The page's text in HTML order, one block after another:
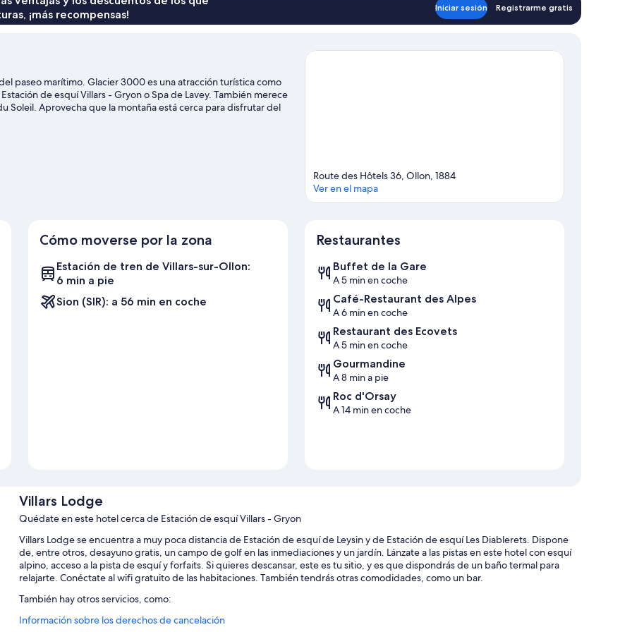
la
montaña
(Comfort
Room)
¡más recompensas!
Iniciar sesión Registrarme gratis
paseo marítimo. Glacier 3000 es una atracción turística como
de esquí Villars - Gryon o Spa de Lavey. También merece
Soleil. Aprovecha que la montaña está cerca para disfrutar del
como el patinaje sobre hielo y las rutas con raquetas de nieve.
Route des Hôtels 36, Ollon, 1884
Ver en el mapa
Cómo moverse por la zona
Estación de tren de Villars-sur-Ollon:
6 min a pie
Sion (SIR): a 56 min en coche
Restaurantes
Buffet de la Gare
A 5 min en coche
Café-Restaurant des Alpes
A 6 min en coche
Restaurant des Ecovets
A 5 min en coche
Gourmandine
A 8 min a pie
Roc d'Orsay
A 14 min en coche
Villars Lodge
Quédate en este hotel cerca de Estación de esquí Villars - Gryon
Villars Lodge se encuentra a muy poca distancia de Estación de esquí de Leysin y de Estación de esquí Les Diablerets. Dispone
de, entre otros, desayuno gratis, un campo de golf en las inmediaciones y un jardín. Lánzate a las pistas en este hotel con esquí
alpino, acceso a la pista de esquí y forfaits. Si quieres descansar, este es tu sitio, y es que dispondrás de un baño termal para
relajarte. Conéctate al wifi gratuito de las habitaciones. También tendrás otras comodidades, como un bar.
También hay otros servicios, como:
Una pista de tenis al aire libre, aparcamiento (de pago) y servicio de cuidado infantil (de pago)
Información sobre los derechos de cancelación